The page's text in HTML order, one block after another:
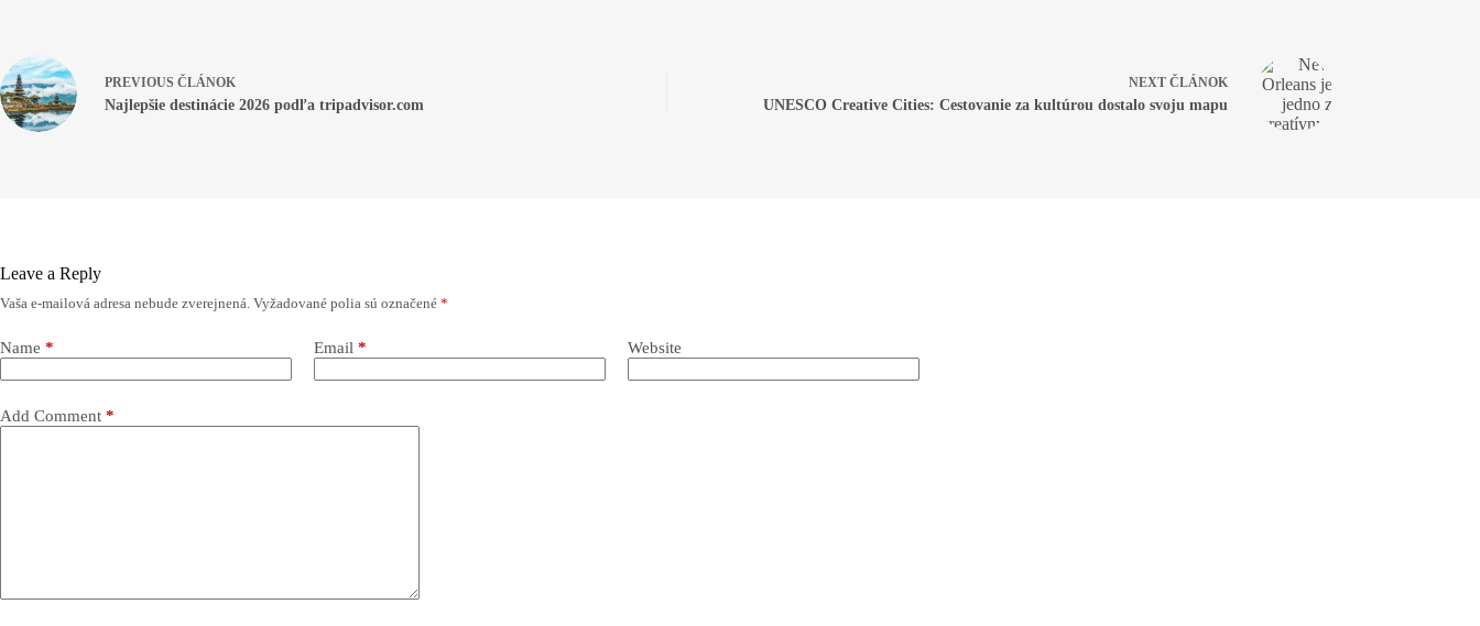
PREVIOUS ČLÁNOK
Najlepšie destinácie 2026 podľa tripadvisor.com
NEXT ČLÁNOK
UNESCO Creative Cities: Cestovanie za kultúrou dostalo svoju mapu
Leave a Reply
Vaša e-mailová adresa nebude zverejnená. Vyžadované polia sú označené *
Name * Email * Website
Add Comment *